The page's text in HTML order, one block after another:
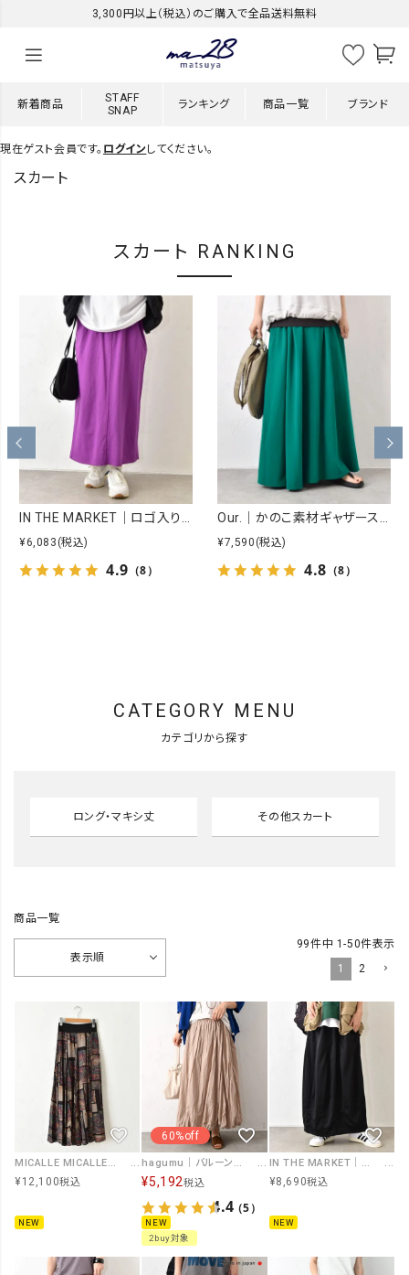
3,300円以上（税込）のご購入で全品送料無料
新着商品
STAFF
SNAP
ランキング 商品一覧 ブランド
現在ゲスト会員です。 ログインしてください。
スカート
スカート RANKING
¥6,083 (税込)
4.9 （8）
¥7,590 (税込)
4.8 （8）
CATEGORY MENU
カテゴリから探す
ロング・マキシ丈 その他スカート
商品一覧
表示順
99件中 1-50件表示
1
2
¥12,100税込
NEW
60%off
¥5,192税込
4.4（5）
NEW
2buy対象
¥8,690税込
NEW